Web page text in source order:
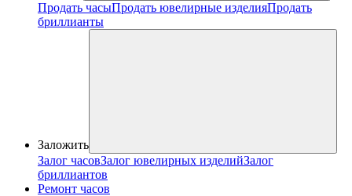
Продать часыПродать ювелирные изделияПродать
бриллианты
Заложить
Залог часовЗалог ювелирных изделийЗалог
бриллиантов
Ремонт часов